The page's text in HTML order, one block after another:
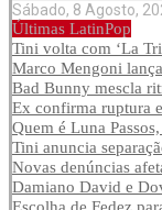
Sábado, 8 Agosto,
Últimas LatinPop
Tini volta com ‘La
Marco Mengoni
Bad Bunny mescla
Ex confirma ruptura
Quem é Luna
Tini anuncia
Novas denúncias
Damiano David e